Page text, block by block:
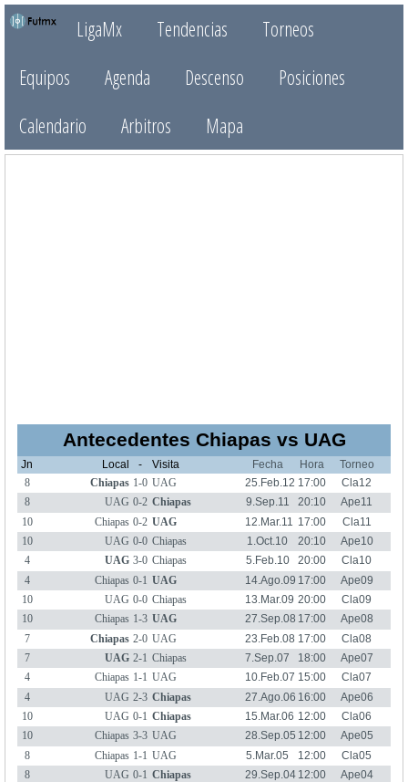
LigaMx Tendencias
Torneos
Equipos
Agenda Descenso
Posiciones
Calendario
Arbitros Mapa
Antecedentes Chiapas vs UAG
Jn Local - Visita Fecha Hora
Torneo
8
Chiapas 1-0 UAG 25.Feb.12 17:00
Cla12
8
UAG 0-2 Chiapas 9.Sep.11 20:10
Ape11
10
Chiapas 0-2 UAG 12.Mar.11 17:00
Cla11
10
UAG 0-0 Chiapas 1.Oct.10 20:10
Ape10
4
UAG 3-0 Chiapas 5.Feb.10 20:00
Cla10
4
Chiapas 0-1 UAG 14.Ago.09 17:00
Ape09
10
UAG 0-0 Chiapas 13.Mar.09 20:00
Cla09
10
Chiapas 1-3 UAG 27.Sep.08 17:00
Ape08
7
Chiapas 2-0 UAG 23.Feb.08 17:00
Cla08
7
UAG 2-1 Chiapas 7.Sep.07 18:00
Ape07
4
Chiapas 1-1 UAG 10.Feb.07 15:00
Cla07
4
UAG 2-3 Chiapas 27.Ago.06 16:00
Ape06
10
UAG 0-1 Chiapas 15.Mar.06 12:00
Cla06
10
Chiapas 3-3 UAG 28.Sep.05 12:00
Ape05
8
Chiapas 1-1 UAG 5.Mar.05 12:00
Cla05
8
UAG 0-1 Chiapas 29.Sep.04 12:00
Ape04